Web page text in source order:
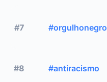
#7 #orgulhonegro
#8 #antiracismo